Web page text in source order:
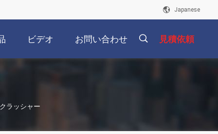
Japanese
ビデオ お問い合わせ 見積依頼
ラッシャー